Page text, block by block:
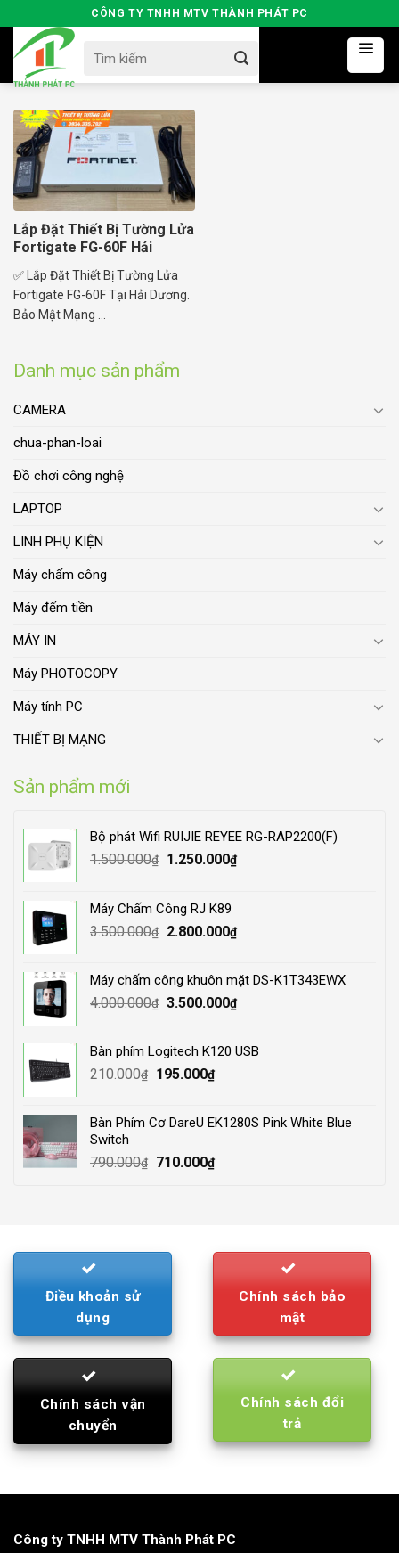
to
content
CÔNG TY TNHH MTV THÀNH PHÁT PC
for:
Danh mục sản phẩm
CAMERA
chua-phan-loai
Đồ chơi công nghệ
LAPTOP
LINH PHỤ KIỆN
Máy chấm công
Máy đếm tiền
MÁY IN
Máy PHOTOCOPY
Máy tính PC
THIẾT BỊ MẠNG
Sản phẩm mới
Bộ phát Wifi RUIJIE REYEE RG-RAP2200(F)
1.500.000₫
Original
1.500.000₫.
1.250.000₫Current
Máy Chấm Công RJ K89
3.500.000₫
Original
3.500.000₫.
2.800.000₫Current
2.800.000₫.
Máy chấm công khuôn mặt DS-K1T343EWX
4.000.000₫ Original
4.000.000₫.
3.500.000₫Current
3.500.000₫.
Bàn phím Logitech K120 USB
210.000₫
Original
210.000₫.
195.000₫Current
195.000₫.
Bàn Phím Cơ DareU EK1280S Pink White Blue
Switch
790.000₫
Original
710.000₫Current
Lắp Đặt Thiết Bị Tường Lửa
Fortigate FG-60F Hải
Dương
✅ Lắp Đặt Thiết Bị Tường Lửa
Fortigate FG-60F Tại Hải Dương.
Bảo Mật Mạng ...
Điều khoản sử
dụng
Chính sách bảo
mật
Chính sách vận
chuyển
Chính sách đổi
trả
Công ty TNHH MTV Thành Phát PC